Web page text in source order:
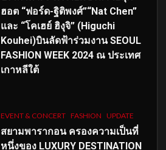
ฮอต “ฟอร์ด-ฐิติพงศ์”“Nat Chen”
และ “โคเฮย์ ฮิงุจิ” (Higuchi
Kouhei)บินลัดฟ้าร่วมงาน SEOUL
FASHION WEEK 2024 ณ ประเทศ
เกาหลีใต้
EVENT & CONCERT FASHION UPDATE
สยามพารากอน ครองความเป็นที่
หนึ่งของ LUXURY DESTINATION